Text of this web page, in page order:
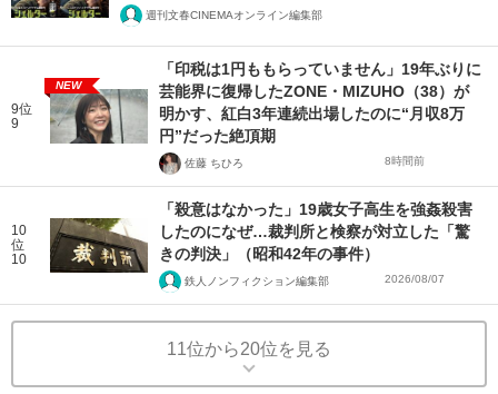
週刊文春CINEMAオンライン編集部
9位
9
NEW
「印税は1円ももらっていません」19年ぶりに
芸能界に復帰したZONE・MIZUHO（38）が
明かす、紅白3年連続出場したのに“月収8万
円”だった絶頂期
佐藤 ちひろ 8時間前
10
位
10
「殺意はなかった」19歳女子高生を強姦殺害
したのになぜ…裁判所と検察が対立した「驚
きの判決」（昭和42年の事件）
鉄人ノンフィクション編集部 2026/08/07
11位から20位を見る